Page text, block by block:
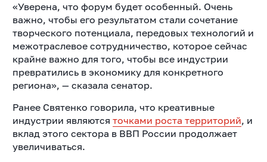
«Уверена, что форум будет особенный. Очень
важно, чтобы его результатом стали сочетание
творческого потенциала, передовых технологий и
межотраслевое сотрудничество, которое сейчас
крайне важно для того, чтобы все индустрии
превратились в экономику для конкретного
региона», — сказала сенатор.
Ранее Святенко говорила, что креативные
индустрии являются точками роста территорий, и
вклад этого сектора в ВВП России продолжает
увеличиваться.